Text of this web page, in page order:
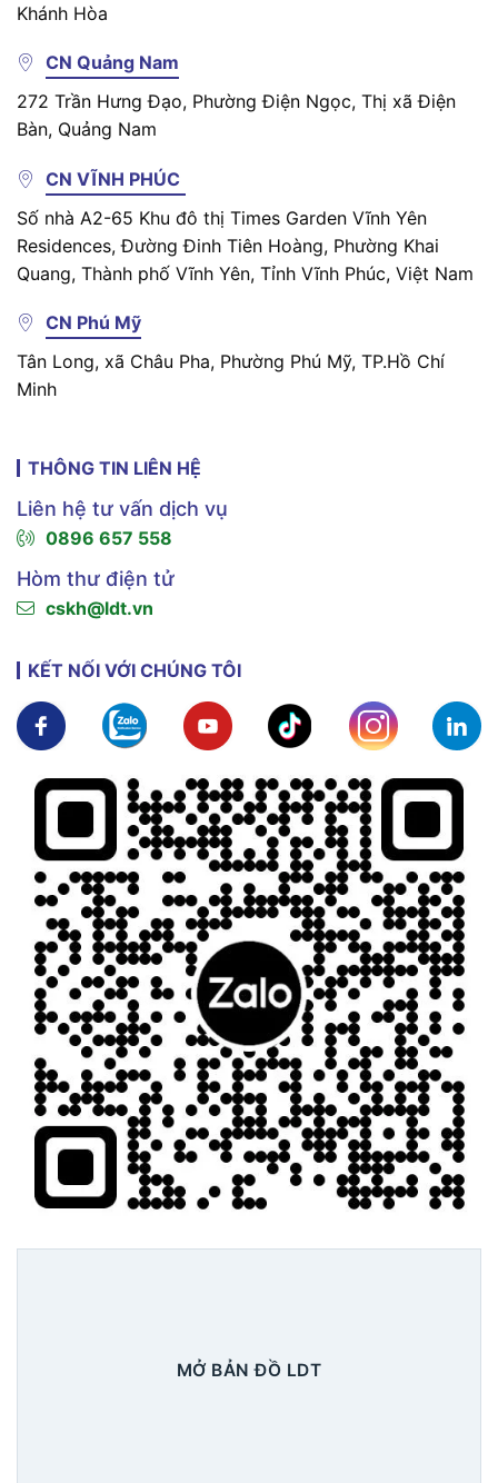
Khánh Hòa
CN Quảng Nam
272 Trần Hưng Đạo, Phường Điện Ngọc, Thị xã Điện
Bàn, Quảng Nam
CN VĨNH PHÚC
Số nhà A2-65 Khu đô thị Times Garden Vĩnh Yên
Residences, Đường Đinh Tiên Hoàng, Phường Khai
Quang, Thành phố Vĩnh Yên, Tỉnh Vĩnh Phúc, Việt Nam
CN Phú Mỹ
Tân Long, xã Châu Pha, Phường Phú Mỹ, TP.Hồ Chí
Minh
THÔNG TIN LIÊN HỆ
Liên hệ tư vấn dịch vụ
0896 657 558
Hòm thư điện tử
cskh@ldt.vn
KẾT NỐI VỚI CHÚNG TÔI
Xem chi tiết Xem chi tiếtXem chi tiết Xem chi tiết Xem chi tiết
MỞ BẢN ĐỒ LDT